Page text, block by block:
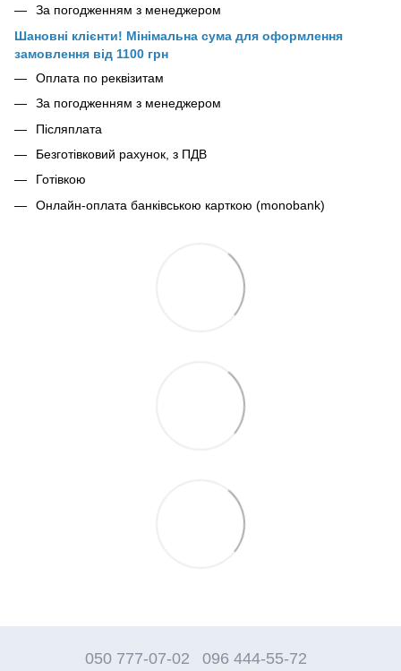
За погодженням з менеджером
Шановні клієнти! Мінімальна сума для оформлення
замовлення від 1100 грн
Оплата по реквізитам
За погодженням з менеджером
Післяплата
Безготівковий рахунок, з ПДВ
Готівкою
Онлайн-оплата банківською карткою (monobank)
050 777-07-02 096 444-55-72